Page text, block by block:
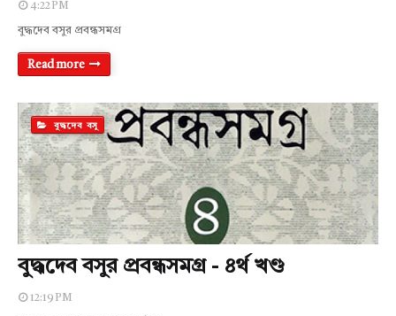
4:22 PM
বুদ্ধদেব বসুর প্রবন্ধসমগ্র
Read more
বুদ্ধদেব বসু
বুদ্ধদেব বসুর প্রবন্ধসমগ্র - ৪র্থ খণ্ড
12:19 PM